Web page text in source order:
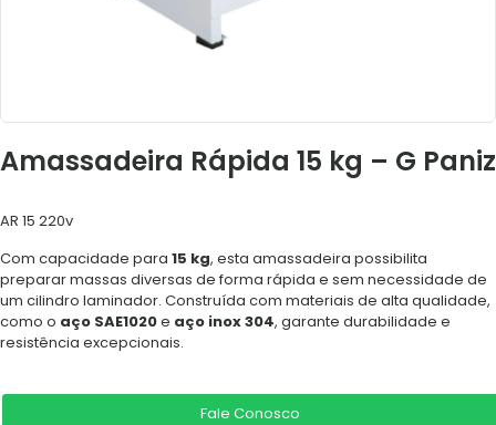
Amassadeira Rápida 15 kg – G Paniz
AR 15 220v
Com capacidade para 15 kg, esta amassadeira possibilita
preparar massas diversas de forma rápida e sem necessidade de
um cilindro laminador. Construída com materiais de alta qualidade,
como o aço SAE1020e aço inox 304, garante durabilidade e
resistência excepcionais.
Fale Conosco